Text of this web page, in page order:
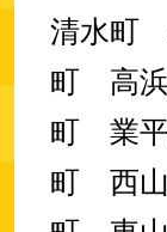
清水町
町 高
町 業
町 西